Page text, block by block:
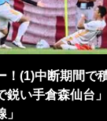
！(1)中断期間で
い手倉森仙台」